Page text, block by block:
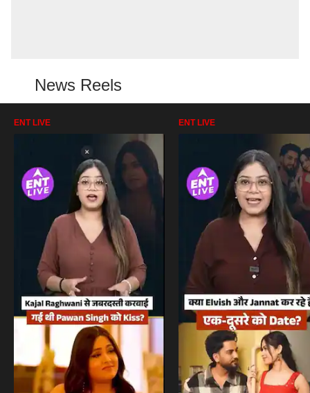
News Reels
ENT LIVE ENT LIVE